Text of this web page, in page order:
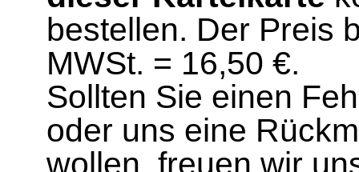
bestellen. Der Preis
MWSt. = 16,50 €.
Sollten Sie einen
oder uns eine
wollen, freuen wir